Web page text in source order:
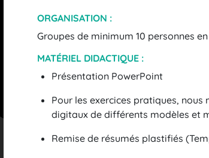
ORGANISATION :
Groupes de minimum 10 personnes
MATÉRIEL DIDACTIQUE :
Présentation PowerPoint
Pour les exercices pratiques,
digitaux de différents modèles et
Remise de résumés plastifiés